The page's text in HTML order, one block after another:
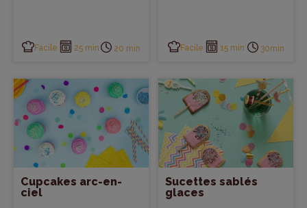
Facile 25 min 20 min Facile 15 min 30min
Cupcakes arc-en-
ciel
Sucettes sablés
glaces